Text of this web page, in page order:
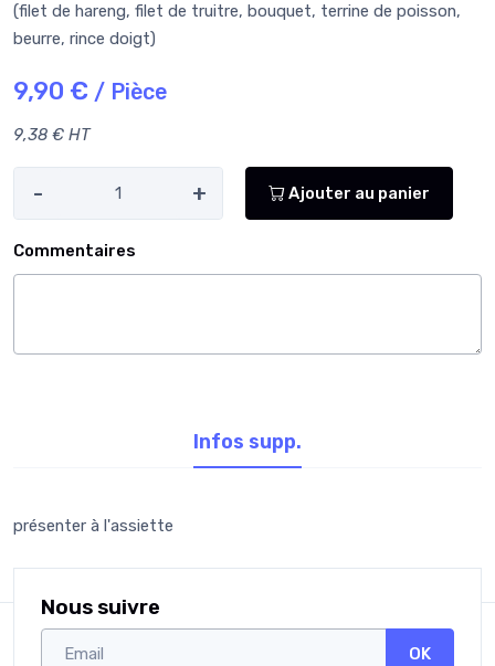
(filet de hareng, filet de truitre, bouquet, terrine de poisson,
beurre, rince doigt)
9,90 € / Pièce
9,38 € HT
- + Ajouter au panier
Commentaires
Infos supp.
présenter à l'assiette
Nous suivre
OK